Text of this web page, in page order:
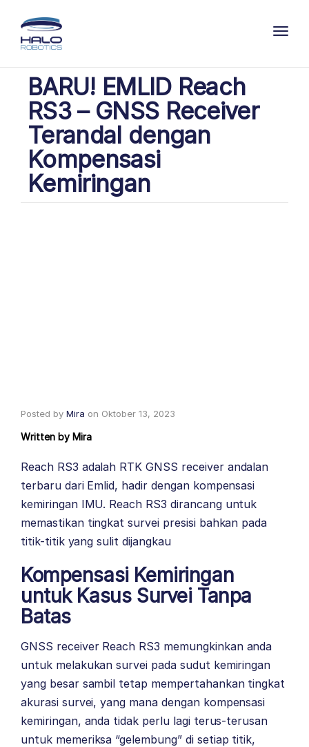
BARU! EMLID Reach
RS3 – GNSS Receiver
Terandal dengan
Kompensasi
Kemiringan
Posted by Mira on Oktober 13, 2023
Written by Mira
Reach RS3 adalah RTK GNSS receiver andalan
terbaru dari Emlid, hadir dengan kompensasi
kemiringan IMU. Reach RS3 dirancang untuk
memastikan tingkat survei presisi bahkan pada
titik-titik yang sulit dijangkau
Kompensasi Kemiringan
untuk Kasus Survei Tanpa
Batas
GNSS receiver Reach RS3 memungkinkan anda
untuk melakukan survei pada sudut kemiringan
yang besar sambil tetap mempertahankan tingkat
akurasi survei, yang mana dengan kompensasi
kemiringan, anda tidak perlu lagi terus-terusan
untuk memeriksa “gelembung” di setiap titik,